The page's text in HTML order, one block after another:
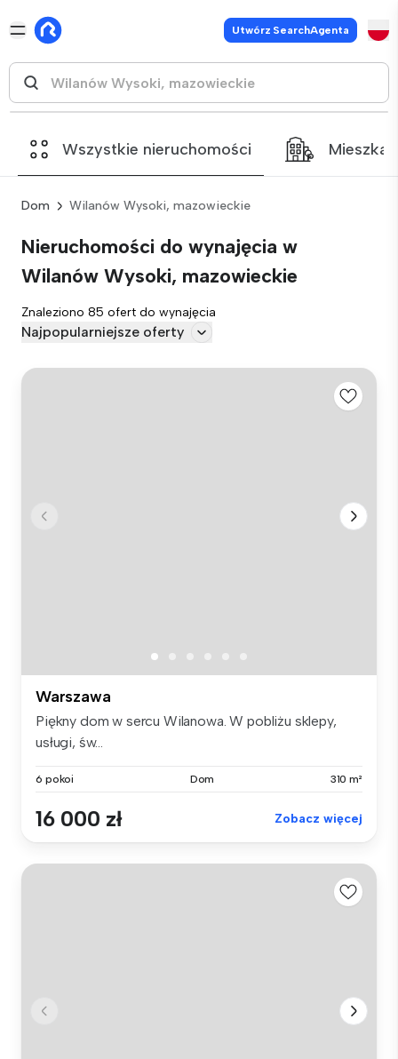
Utwórz SearchAgenta
Wszystkie nieruchomości
Dom Wilanów Wysoki, mazowieckie
Nieruchomości do wynajęcia w
Wilanów Wysoki, mazowieckie
Znaleziono 85 ofert do wynajęcia
Najpopularniejsze oferty
Warszawa
Piękny dom w sercu Wilanowa. W pobliżu sklepy,
usługi, św...
6 pokoi Dom 310 m²
16 000 zł Zobacz więcej